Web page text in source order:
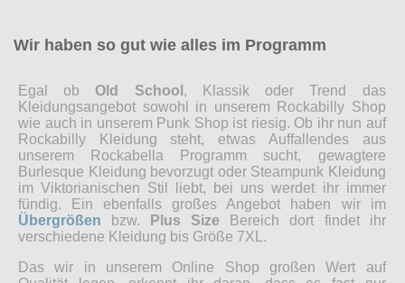
Wir haben so gut wie alles im Programm
Egal ob Old School , Klassik oder Trend das
Kleidungsangebot sowohl in unserem Rockabilly Shop
wie auch in unserem Punk Shop ist riesig. Ob ihr nun auf
Rockabilly Kleidung steht, etwas Auffallendes aus
unserem Rockabella Programm sucht, gewagtere
Burlesque Kleidung bevorzugt oder Steampunk Kleidung
im Viktorianischen Stil liebt, bei uns werdet ihr immer
fündig. Ein ebenfalls großes Angebot haben wir im
Übergrößen bzw. Plus Size Bereich dort findet ihr
verschiedene Kleidung bis Größe 7XL.
Das wir in unserem Online Shop großen Wert auf